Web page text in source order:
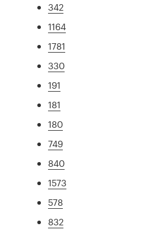
342
1164
1781
330
191
181
180
749
840
1573
578
832